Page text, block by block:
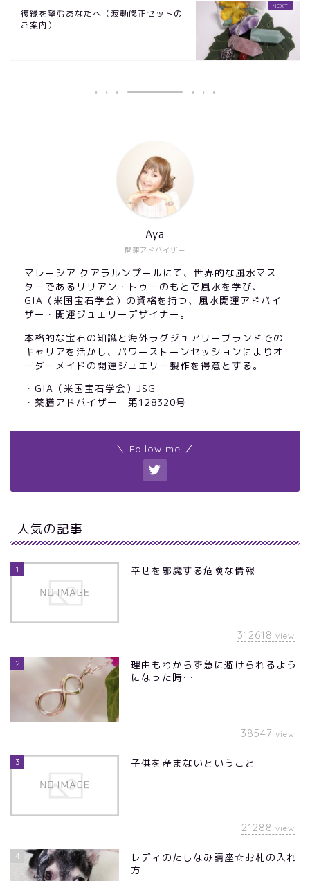
復縁を望むあなたへ（波動修正セットの
ご案内）
開運アドバイザー
Aya
マレーシア クアラルンプールにて、世界的な風水マス
ターであるリリアン・トゥーのもとで風水を学び、
GIA（米国宝石学会）の資格を持つ、風水開運アドバイ
ザー・開運ジュエリーデザイナー。
本格的な宝石の知識と海外ラグジュアリーブランドでの
キャリアを活かし、パワーストーンセッションによりオ
ーダーメイドの開運ジュエリー製作を得意とする。
・GIA（米国宝石学会）JSG
・薬膳アドバイザー 第128320号
＼ Follow me ／
人気の記事
1 幸せを邪魔する危険な情報
312618 view
2
理由もわからず急に避けられるよう
になった時…
38547 view
3 子供を産まないということ
21288 view
4
レディのたしなみ講座☆お札の入れ
方